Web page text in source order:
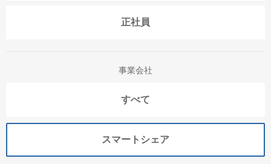
正社員
事業会社
すべて
スマートシェア